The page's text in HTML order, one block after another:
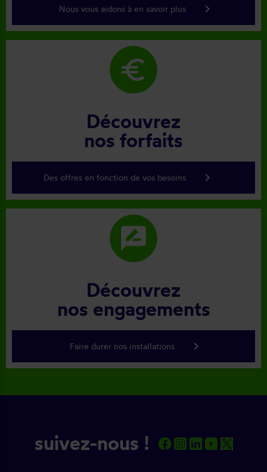
Nous vous aidons à en savoir plus keyboard_arrow_right
euro
Découvrez
nos forfaits
Des offres en fonction de vos besoins keyboard_arrow_right
rate_review
Découvrez
nos engagements
Faire durer nos installations keyboard_arrow_right
suivez-nous !